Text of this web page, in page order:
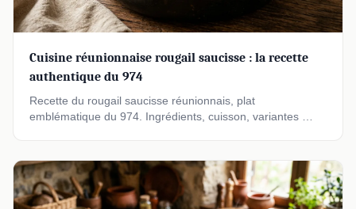
Cuisine réunionnaise rougail saucisse : la recette
authentique du 974
Recette du rougail saucisse réunionnais, plat
emblématique du 974. Ingrédients, cuisson, variantes …